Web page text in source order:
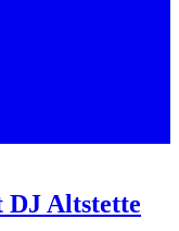
DJ Altstette